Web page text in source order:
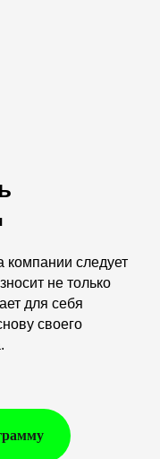
компании следует
не только
для себя
своего